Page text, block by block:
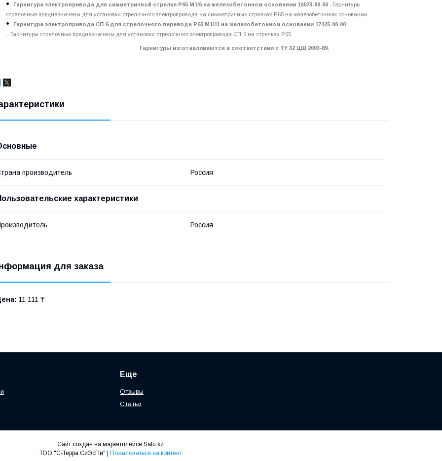
Гарнитура электропривода для симметричной стрелки Р65 М1/6 на железобетонном основании 16873-00-00 .
Гарнитуры
стрелочные предназначены для установки стрелочного электропривода на симметричных стрелках Р65 на железобетонном основании.
Гарнитура электропривода СП-6 для стрелочного перевода Р65 М1/11 на железобетонном основании 17425-00-00
Гарнитуры стрелочные предназначены для установки стрелочного электропривода СП-6 на стрелках Р65.
изготавливаются в соответствии с ТУ 32 ЦШ 2003-89.
производитель Россия
характеристики
Россия
для заказа
11 111 ₸
Еще
Отзывы
Статьи
Сайт создан на маркетплейсе Satu.kz
Пожаловаться на контент